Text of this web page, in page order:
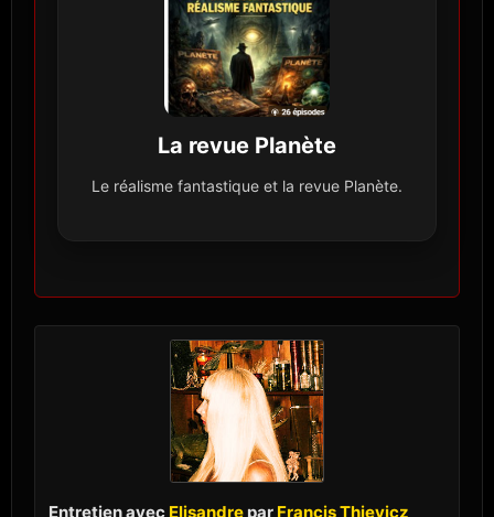
La revue Planète
Le réalisme fantastique et la revue Planète.
Entretien avec Elisandre par Francis Thievicz